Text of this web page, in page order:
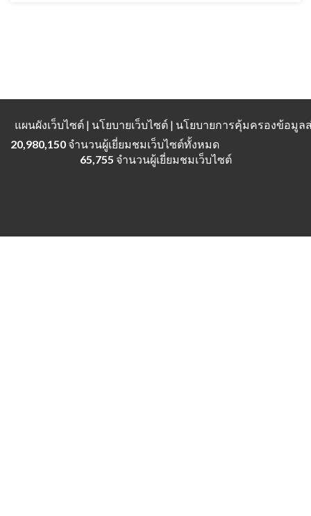
แผนผังเว็บไซต์ | นโยบายเว็บไซต์ | นโยบายการคุ้มครองข้อมู
20,980,150 จำนวนผู้เยี่ยมชมเว็บไซต์ทั้งหมด
65,755 จำนวนผู้เยี่ยมชมเว็บไซต์